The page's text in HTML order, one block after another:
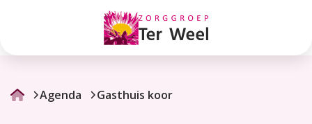
Agenda Gasthuis koor